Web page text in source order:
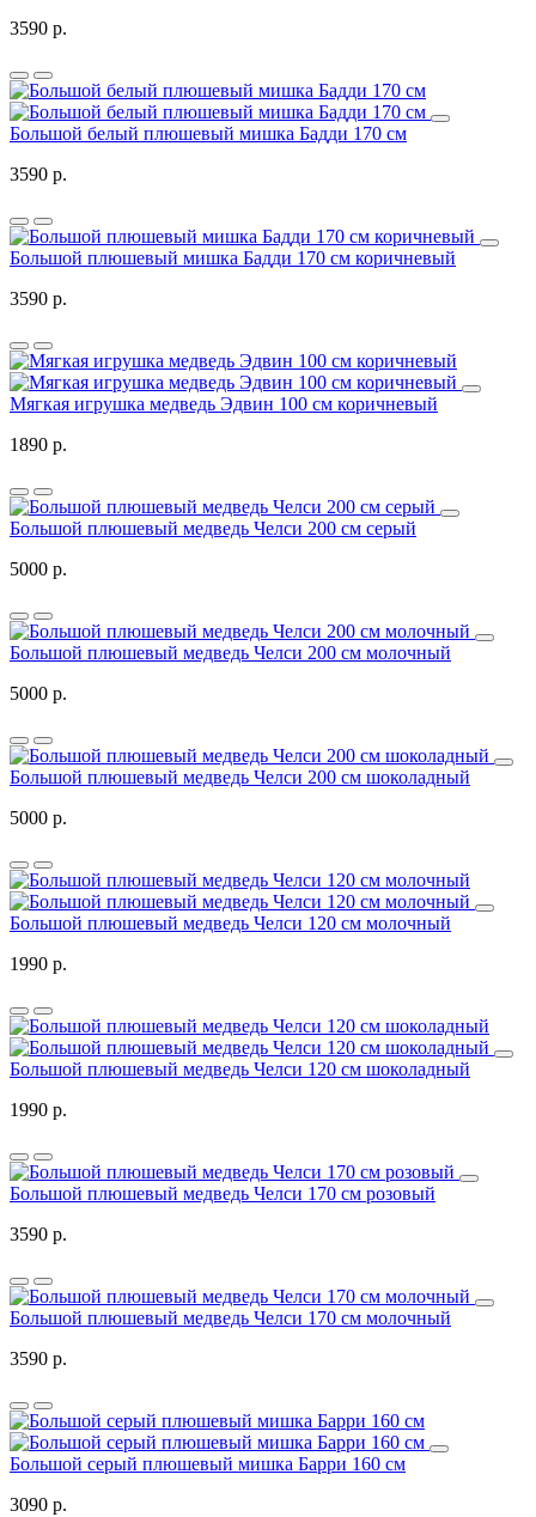
3590 р.
Большой белый плюшевый мишка Бадди 170 см
3590 р.
Большой плюшевый мишка Бадди 170 см коричневый
3590 р.
Мягкая игрушка медведь Эдвин 100 см коричневый
1890 р.
Большой плюшевый медведь Челси 200 см серый
5000 р.
Большой плюшевый медведь Челси 200 см молочный
5000 р.
Большой плюшевый медведь Челси 200 см шоколадный
5000 р.
Большой плюшевый медведь Челси 120 см молочный
1990 р.
Большой плюшевый медведь Челси 120 см шоколадный
1990 р.
Большой плюшевый медведь Челси 170 см розовый
3590 р.
Большой плюшевый медведь Челси 170 см молочный
3590 р.
Большой серый плюшевый мишка Барри 160 см
3090 р.